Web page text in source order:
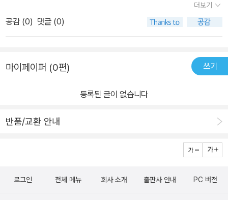
는 이번 동시집에 평범한 일상에서 낚아챈 삶의 의미와 가족의 소중
함을 아이의 천진난만한 눈길과 목소리로 그린 59편의 동시를 담았
다. 김용삼 시인은 ‘시인의 말’에서 사는 일에 지치고 외롭거나 불평하
이 되어 작은 것에도 감사하게 된다’고 이야기한다. 이 동시집은 이렇
게 소박하고 순정한 마음을 담은 동시들로 ‘세상의 상처 입은 어린 마
음들에게 작은 위로’를 건네고자 하는 바람을 담고 있다. 가족의 위기
빠알간/ 토끼 눈으로// 아침에/ 돌아오는 아빠// 낮을 밤같이/ 편히
족’이라는 이름의 한 그루 나무와 같은 동시들로 구성되어 있다. 크고
상과 내면의 풍경들이 무수한 가지와 무성한 잎사귀로 피어나 있다.
함과 어린 소년이 이제는 성장해서 옛 추억으로 가득한 앨범을 한 장
한 장 넘겨보는 듯한 느낌도 듭니다. 글로만 표현된 동시지만, 짧은 글
안에서 펼쳐지는 순간순간의 장면들로 상상하며 즐길 수 있는 동시집
깔 깔 거리며 웃게 만들었던 시를 뽑으라면 단연 <동시제목 : 말조심
랑 6년째 같이 호흡하며 우리의 발이 되어주는 남편의 애마를 가끔
수록 입가의 미소가 머금게 되고, 어린 동심으로 다시 되돌아갈수 있
고 거기에다 큰딸이 예쁘게 꾸며주었는데요.. 우리 작은딸은 연신 “엄
엄마 큰딸 작은딸
더보기
공감 (0) 댓글 (0)
마이페이퍼 (0편) 쓰기
등록된 글이 없습니다
반품/교환 안내
로그인 전체 메뉴 회사 소개 출판사 안내 PC 버전